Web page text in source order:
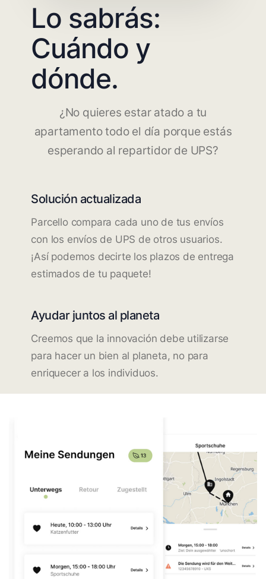
Lo sabrás:
Cuándo y
dónde.
¿No quieres estar atado a tu
apartamento todo el día porque estás
esperando al repartidor de UPS?
Solución actualizada
Parcello compara cada uno de tus envíos
con los envíos de UPS de otros usuarios.
¡Así podemos decirte los plazos de entrega
estimados de tu paquete!
Ayudar juntos al planeta
Creemos que la innovación debe utilizarse
para hacer un bien al planeta, no para
enriquecer a los individuos.